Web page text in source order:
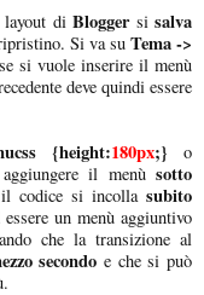
layout di Bloggersisalva
Si va su Tema ->
se si vuole inserire il menù
deve quindi essere
{height:180px;} o
il menùsotto
codice si incollasubito
un menù aggiuntivo
che la transizione al
secondoe che si può